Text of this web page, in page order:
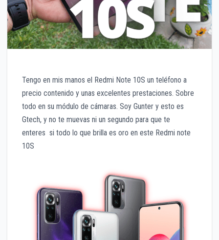
Tengo en mis manos el Redmi Note 10S un teléfono a
precio contenido y unas excelentes prestaciones. Sobre
todo en su módulo de cámaras. Soy Gunter y esto es
Gtech, y no te muevas ni un segundo para que te
enteres si todo lo que brilla es oro en este Redmi note
10S